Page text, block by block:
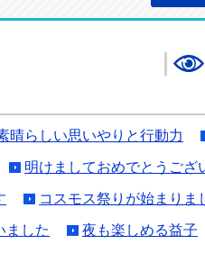
晴らしい思いやりと行動力
明けましておめでとうござ
コスモス祭りが始まりま
ました 夜も楽しめる益子